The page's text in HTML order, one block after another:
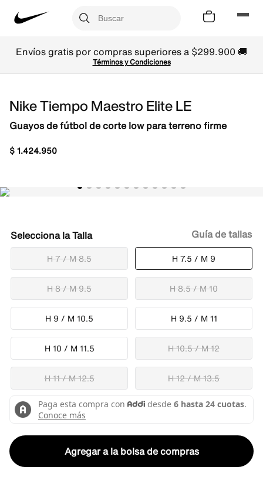
Envíos gratis por compras superiores a $299.900 🚚
Términos y Condiciones
Nike Tiempo Maestro Elite LE
Guayos de fútbol de corte low para terreno firme
$1.424.950
Talla
H 7 / M 8.5 H 7.5 / M 9
H 8 / M 9.5 H 8.5 / M 10
H 9 / M 10.5 H 9.5 / M 11
H 10 / M 11.5 H 10.5 / M 12
H 11 / M 12.5 H 12 / M 13.5
Guía de tallas
Agregar a la bolsa de compras